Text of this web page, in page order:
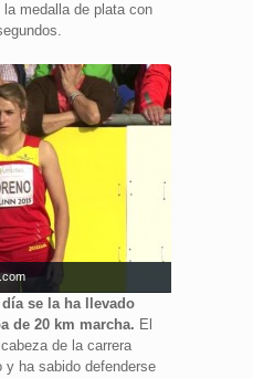
medalla de plata con
se la ha llevado
de 20 km marcha. El
de la carrera
y ha sabido defenderse